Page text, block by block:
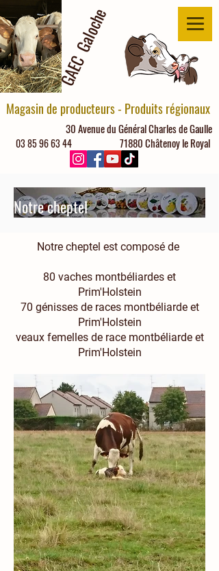
GAEC Galoche
30 Avenue du Général Charles de Gaulle
71880 Châtenoy le Royal
Magasin de producteurs - Produits régionaux
03 85 96 63 44
Notre cheptel
Notre cheptel est composé de
80 vaches montbéliardes et
Prim'Holstein
70 génisses de races montbéliarde et
Prim'Holstein
veaux femelles de race montbéliarde et
Prim'Holstein